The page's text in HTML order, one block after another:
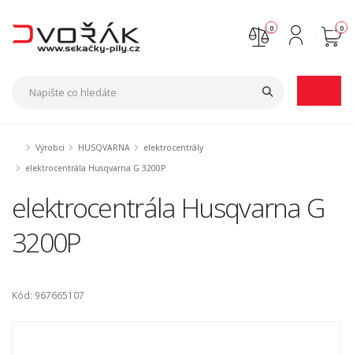
0
0
Výrobci HUSQVARNA
elektrocentrály
elektrocentrála Husqvarna G 3200P
elektrocentrála Husqvarna G
3200P
Kód: 967665107